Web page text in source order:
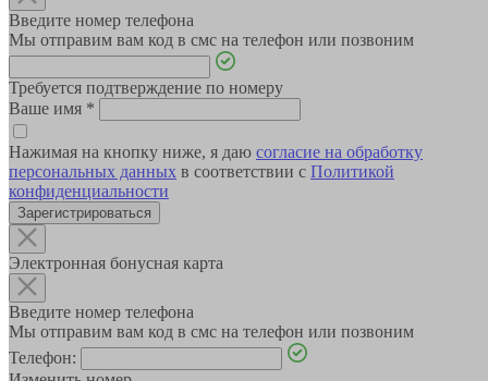
Введите номер телефона
Мы отправим вам код в смс на телефон или позвоним
Требуется подтверждение по номеру
Ваше имя *
Нажимая на кнопку ниже, я даю согласие на обработку
персональных данных в соответствии с Политикой
конфиденциальности
Зарегистрироваться
Электронная бонусная карта
Введите номер телефона
Мы отправим вам код в смс на телефон или позвоним
Телефон: